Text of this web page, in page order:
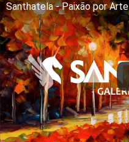
Santhatela - Paixão por Arte